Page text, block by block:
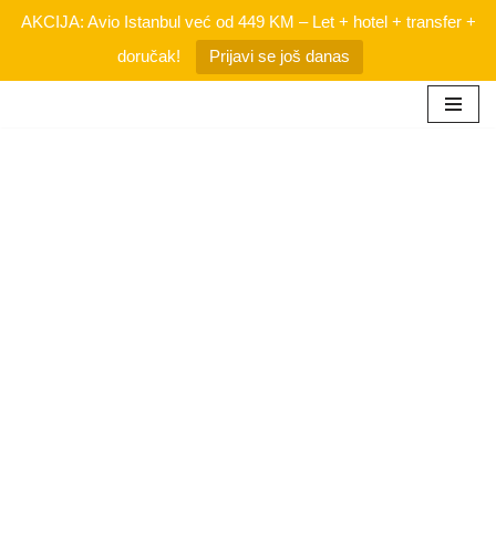
AKCIJA: Avio Istanbul već od 449 KM – Let + hotel + transfer +
doručak!
Prijavi se još danas